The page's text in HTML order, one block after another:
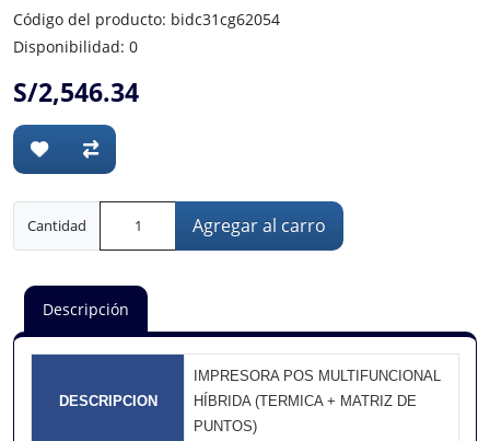
Código del producto: bidc31cg62054
Disponibilidad: 0
S/2,546.34
Cantidad Agregar al carro
Descripción
DESCRIPCION
IMPRESORA POS MULTIFUNCIONAL
HÍBRIDA (TERMICA + MATRIZ DE
PUNTOS)